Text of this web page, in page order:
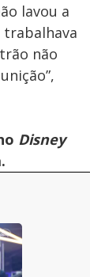
lavou a
trabalhava
não
Disney